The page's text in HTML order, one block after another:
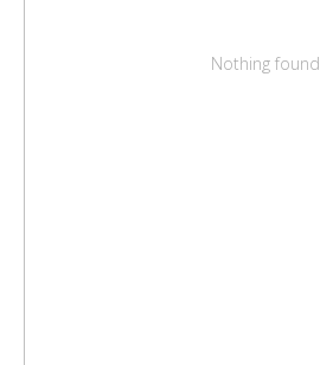
Nothing found